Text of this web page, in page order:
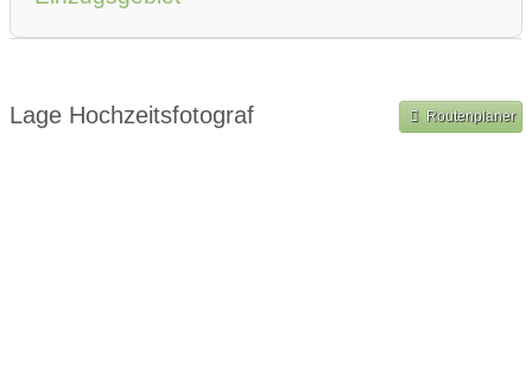
Lage Hochzeitsfotograf Routenplaner